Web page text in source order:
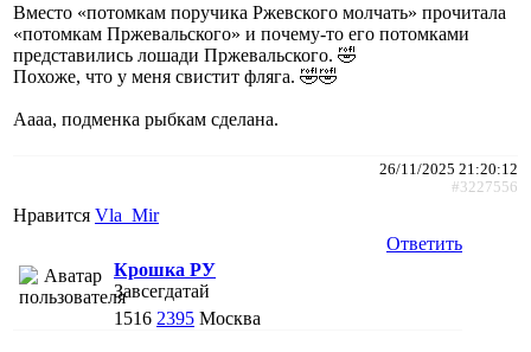
Вместо «потомкам поручика Ржевского молчать» прочитала
«потомкам Пржевальского» и почему-то его потомками
представились лошади Пржевальского. 🤣
Похоже, что у меня свистит фляга. 🤣🤣
Аааа, подменка рыбкам сделана.
26/11/2025 21:20:12
#3227556
Нравится Vla_Mir
Ответить
Крошка РУ
Завсегдатай
1516 2395 Москва